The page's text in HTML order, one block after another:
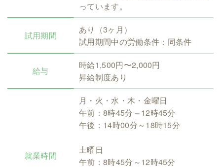
っています。
試用期間
あり（3ヶ月）
試用期間中の労働条件：同条件
給与
時給1,500円〜2,000円
昇給制度あり
就業時間
月・火・水・木・金曜日
午前：8時45分～12時45分
午後：14時00分～18時15分
土曜日
午前：8時45分～12時45分